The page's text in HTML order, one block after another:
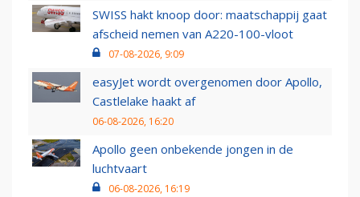
SWISS hakt knoop door: maatschappij gaat
afscheid nemen van A220-100-vloot
07-08-2026, 9:09
easyJet wordt overgenomen door Apollo,
Castlelake haakt af
06-08-2026, 16:20
Apollo geen onbekende jongen in de
luchtvaart
06-08-2026, 16:19